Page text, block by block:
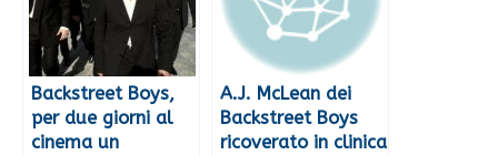
Backstreet Boys,
per due giorni al
cinema un
A.J. McLean dei
Backstreet Boys
ricoverato in clinica